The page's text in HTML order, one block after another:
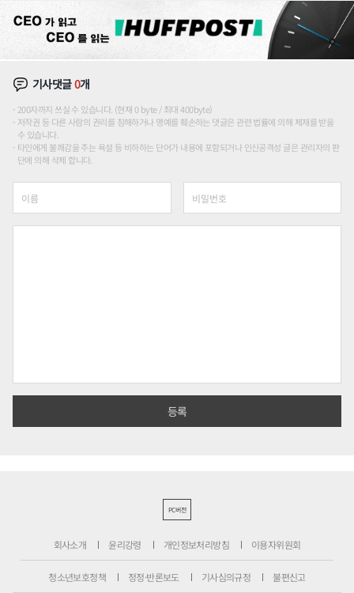
기사댓글0개
200자까지 쓰실 수 있습니다. (현재 0 byte / 최대 400byte)
저작권 등 다른 사람의 권리를 침해하거나 명예를 훼손하는 댓글은 관련 법률에 의해 제재를 받을
수 있습니다.
타인에게 불쾌감을 주는 욕설 등 비하하는 단어가 내용에 포함되거나 인신공격성 글은 관리자의 판
단에 의해 삭제 합니다.
PC버전
회사소개 윤리강령 개인정보처리방침 이용자위원회
청소년보호정책 정정·반론보도 기사심의규정 불편신고